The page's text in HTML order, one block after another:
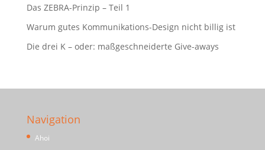
Das ZEBRA-Prinzip – Teil 1
Warum gutes Kommunikations-Design nicht billig ist
Die drei K – oder: maßgeschneiderte Give-aways
Navigation
Ahoi